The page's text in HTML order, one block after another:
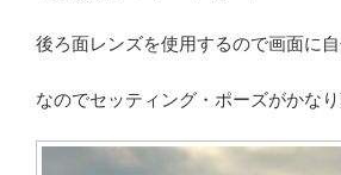
後ろ面レンズを使用するので画面に
なのでセッティング・ポーズがかなり